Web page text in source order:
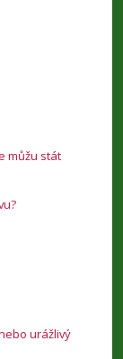
můžu stát
urážlivý